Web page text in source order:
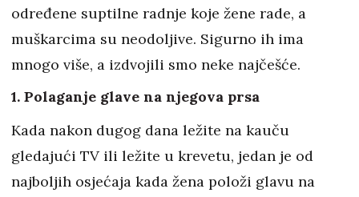
određene suptilne radnje koje žene rade, a
muškarcima su neodoljive. Sigurno ih ima
mnogo više, a izdvojili smo neke najčešće.
1. Polaganje glave na njegova prsa
Kada nakon dugog dana ležite na kauču
gledajući TV ili ležite u krevetu, jedan je od
najboljih osjećaja kada žena položi glavu na